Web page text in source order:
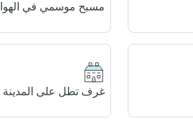
مسبح موسمي في
غرف تطل على المدينة